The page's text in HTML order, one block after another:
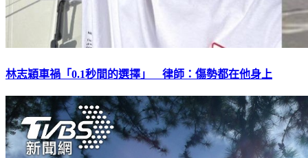
林志穎車禍「0.1秒間的選擇」 律師：傷勢都在他身上